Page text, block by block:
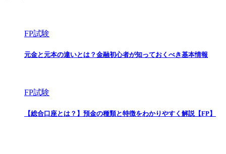
FP試験
元金と元本の違いとは？金融初心者が知っておくべき基本情報
FP試験
【総合口座とは？】預金の種類と特徴をわかりやすく解説【FP】